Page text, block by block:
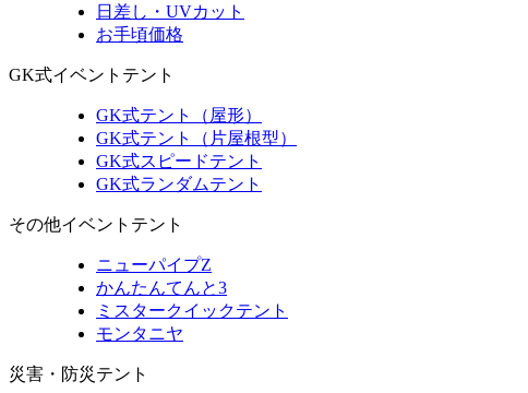
日差し・UVカット
お手頃価格
GK式イベントテント
GK式テント（屋形）
GK式テント（片屋根型）
GK式スピードテント
GK式ランダムテント
その他イベントテント
ニューパイプZ
かんたんてんと3
ミスタークイックテント
モンタニヤ
災害・防災テント